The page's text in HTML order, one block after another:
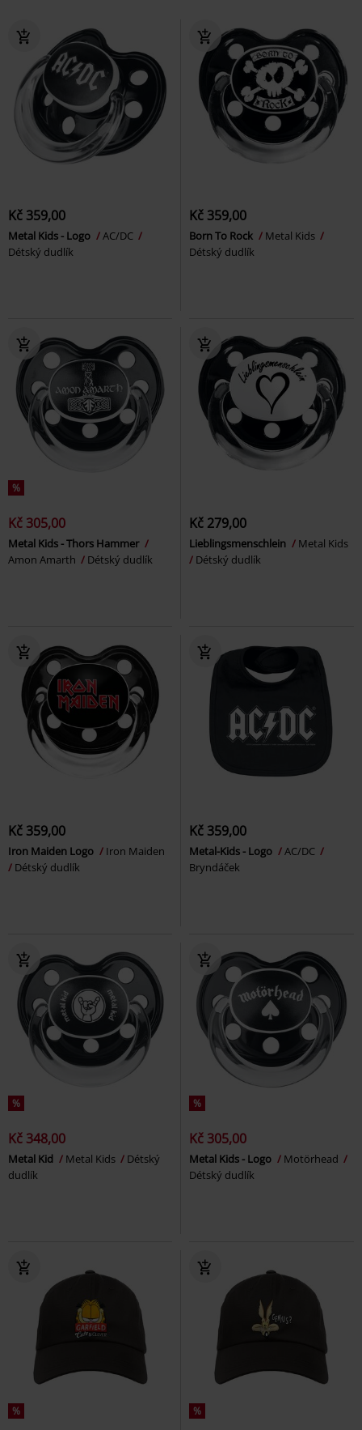
Kč 359,00
Metal Kids - Logo
AC/DC
Détský dudlík
Kč 359,00
Born To Rock
Metal Kids
Détský dudlík
%
Kč 305,00
Metal Kids - Thors Hammer
Amon Amarth
Détský dudlík
Kč 279,00
Lieblingsmenschlein
Metal Kids
Détský dudlík
Kč 359,00
Iron Maiden Logo
Iron Maiden
Détský dudlík
Kč 359,00
Metal-Kids - Logo
AC/DC
Bryndáček
%
Kč 348,00
Metal Kid Metal Kids
Détský
dudlík
%
Kč 305,00
Metal Kids - Logo
Motörhead
Détský dudlík
% %